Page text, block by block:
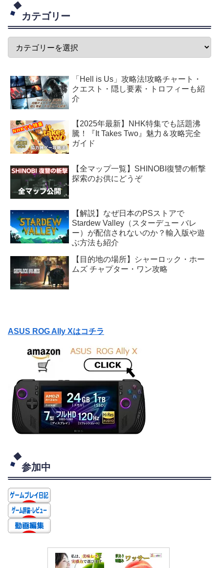
カテゴリー
「Hell is Us」攻略法!攻略チャート・
クエスト・隠し要素・トロフィーも紹
介
【2025年最新】NHK特集でも話題沸
騰！『It Takes Two』魅力＆攻略完全
ガイド
【全マップ一覧】SHINOBI復讐の斬撃
探索のお供にどうぞ
【解説】なぜ日本のPSストアで
Stardew Valley（スターデュー バレ
ー）が配信されないのか？輸入版や遊
ぶ方法も紹介
【目的地の場所】シャーロック・ホー
ムズ チャプター・ワン攻略
ASUS ROG Ally Xはコチラ
参加中